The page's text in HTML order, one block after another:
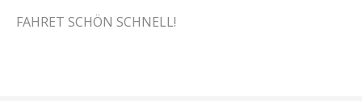
FAHRET SCHÖN SCHNELL!